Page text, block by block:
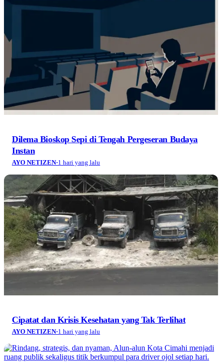
Dilema Bioskop Sepi di Tengah Pergeseran Budaya
Instan
AYO NETIZEN·1 hari yang lalu
Cipatat dan Krisis Kesehatan yang Tak Terlihat
AYO NETIZEN·1 hari yang lalu